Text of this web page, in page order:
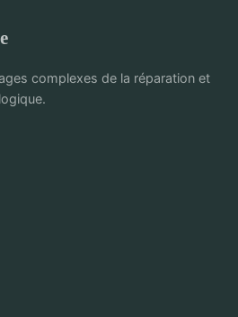
complexes de la réparation et